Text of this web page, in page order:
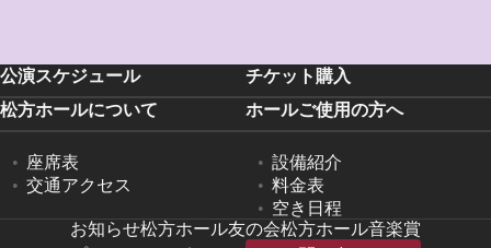
公演スケジュール
チケット購入
松方ホールについて
座席表
交通アクセス
ホールご使用の方へ
設備紹介
料金表
空き日程
お知らせ松方ホール友の会松方ホール音楽賞